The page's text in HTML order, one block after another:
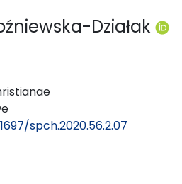
Działak
spch.2020.56.2.07